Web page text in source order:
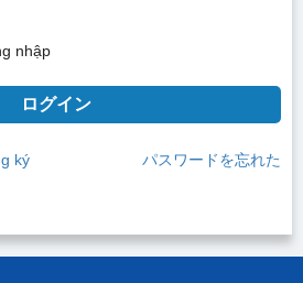
nhập
ログイン
ký パスワードを忘れた